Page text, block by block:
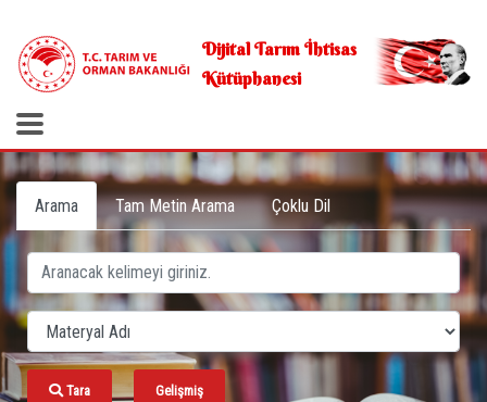
Dijital Tarım İhtisas
Kütüphanesi
Arama Tam Metin Arama Çoklu Dil
Tara Gelişmiş